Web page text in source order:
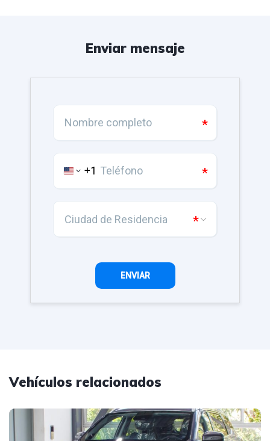
Enviar mensaje
Vehículos relacionados